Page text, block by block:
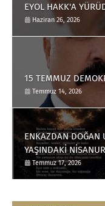
EYOL HAKK'A
Haziran 26, 2026
15 TEMMUZ
Temmuz 14, 2026
ENKAZDAN DOĞAN
YAŞINDAKİ
ETKİLEYECEK
Temmuz 17, 2026